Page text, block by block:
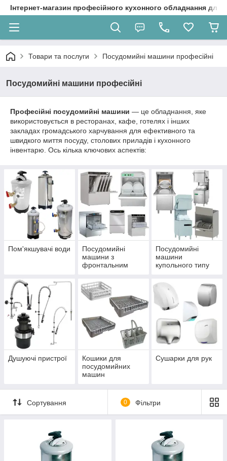
Інтернет-магазин професійного кухонного обладнання
Товари та послуги Посудомийні машини професійні
Посудомийні машини професійні
Професійні посудомийні машини — це обладнання, яке
використовується в ресторанах, кафе, готелях і інших
закладах громадського харчування для ефективного та
швидкого миття посуду, столових приладів і кухонного
інвентарю. Ось кілька ключових аспектів:
Пом'якшувачі води
Посудомийні
машини з
фронтальним
Посудомийні
машини
купольного типу
Душуючі пристрої
Кошики для
посудомийних
машин
Сушарки для рук
Сортування 0 Фільтри